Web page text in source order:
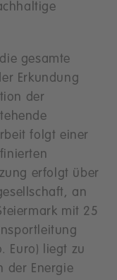
gesamte
Erkundung
der
folgt einer
erfolgt über
an
mit 25
Euro) liegt zu
der Energie